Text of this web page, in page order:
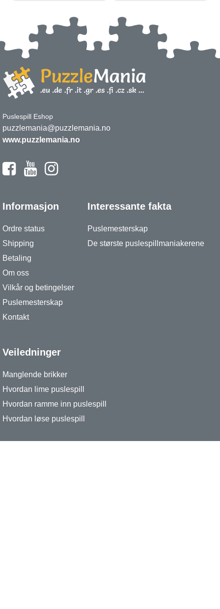
Puslespill Eshop
puzzlemania@puzzlemania.no
www.puzzlemania.no
Informasjon
Ordre status
Shipping
Betaling
Om oss
Vilkår og betingelser
Puslemesterskap
Kontakt
Interessante fakta
Puslemesterskap
De største puslespillmaniakerene
Veiledninger
Manglende brikker
Hvordan lime puslespill
Hvordan ramme inn puslespill
Hvordan løse puslespill